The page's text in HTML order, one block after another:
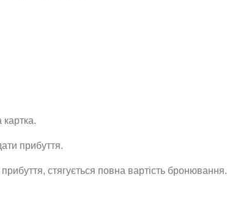
прибуття.
стягується повна вартість бронювання.